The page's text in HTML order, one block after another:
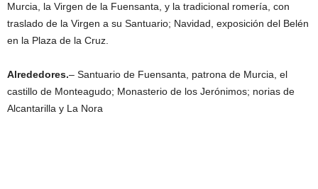
Murcia, la Virgen de la Fuensanta, y la tradicional romería, con
traslado de la Virgen a su Santuario; Navidad, exposición del Belén
en la Plaza de la Cruz.
Alrededores.– Santuario de Fuensanta, patrona de Murcia, el
castillo de Monteagudo; Monasterio de los Jerónimos; norias de
Alcantarilla y La Nora